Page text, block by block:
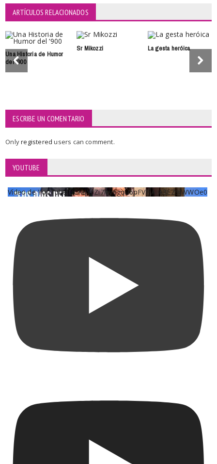
ARTÍCULOS RELACIONADOS
Una Historia de Humor
del ‘900
Sr Mikozzi La gesta heróica
ESCRIBE UN COMENTARIO
Onlyregisteredusers can comment.
YOUTUBE
Vídeo de YouTube UCKqYjiZi7lzy6gqU6pFVFiA_A3EZ9JWWOe0